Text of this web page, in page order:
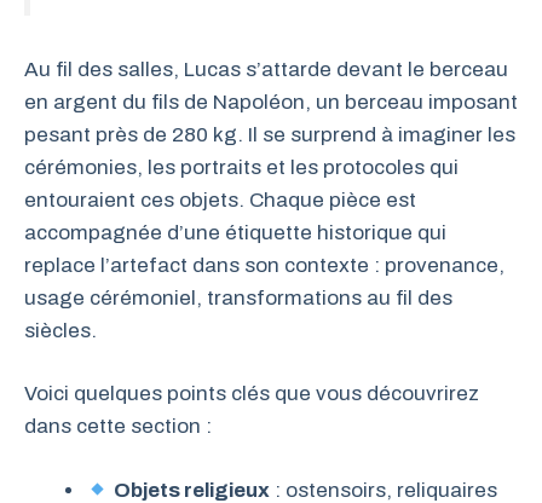
Au fil des salles, Lucas s’attarde devant le berceau
en argent du fils de Napoléon, un berceau imposant
pesant près de 280 kg. Il se surprend à imaginer les
cérémonies, les portraits et les protocoles qui
entouraient ces objets. Chaque pièce est
accompagnée d’une étiquette historique qui
replace l’artefact dans son contexte : provenance,
usage cérémoniel, transformations au fil des
siècles.
Voici quelques points clés que vous découvrirez
dans cette section :
Objets religieux : ostensoirs, reliquaires